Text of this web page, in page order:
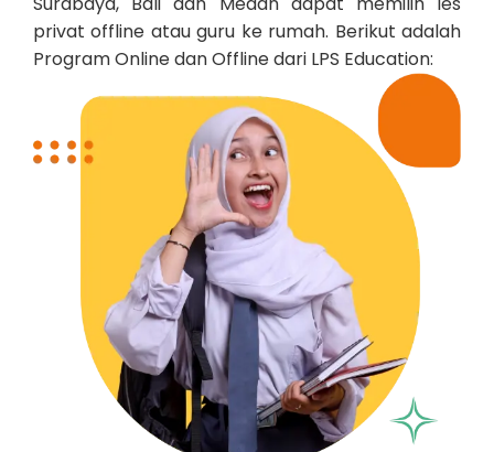
privat offline atau guru ke rumah. Berikut adalah
Program Online dan Offline dari LPS Education: